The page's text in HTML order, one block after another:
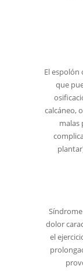
El espolón
que
calcáneo,
malas
dolor
el